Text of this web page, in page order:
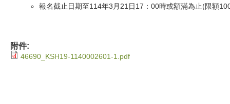
報名截止日期至114年3月21日17：00時或額滿為止(限額
附件:
46690_KSH19-1140002601-1.pdf